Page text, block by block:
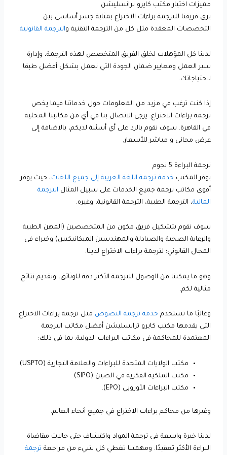
مميزات اختيار مكتب كايرو ترانسليشن
يرى فريقنا للترجمة براءات الاختراع بمثابة جسر أساسي بين
التخصصات المعقدة مثل كل من الترجمة التقنية والترجمة القانونية.
لدينا كل المؤهلات لخلق الفريق المتخصص لهذه الترجمة، وإدارة
سير العمل ومعايير ضمان الجودة التي تعمل بشكل أفضل طبقا
لاحتياجاتك.
إذا كنت ترغب في مزيد من المعلومات حول خدماتنا فيما يخص
ترجمة براءات الاختراع. يرجى الاتصال بنا في أي من مكاتبنا المحلية
في القاهرة. سوف نقوم بالرد على أي أسئلة لديكم، بالاضافة إلى
عرض مجاني و مباشر للأسعار.
ترجمة البراءة 5 نجوم
يوفر المكتب خدمة ترجمة اللغة العربية إلى جميع اللغات، حيث يوفر
أقوى مكاتب ترجمة جميع الخدمات على سبيل المثال الترجمة
المالية، الترجمة الطبية، الترجمة القانونية، وغيره.
سوف نقوم بتشكيل فريق مكون من المتخصصين (المهن الطبية
والرعاية الصحية والصيادلة والمهندسين الميكانيكيين) وخبراء في
المجال القانوني؛ لترجمة براءات الاختراع لدينا.
وهو ما يمكننا من الوصول للترجمة الأكثر دقة للوثائق، وتقديم نتائج
مثالية لكم.
وغالبًا ما تستخدم خدمة ترجمة النصوص مثل ترجمة براءات الاختراع
التي يقدمها مكتب كايرو ترانسليشن أفضل مكاتب الترجمة
المعتمدة للمحاكمة في مكاتب البراءات الدولية. بما في ذلك:
مكتب الولايات المتحدة للبراءات والعلامة التجارية (USPTO).
مكتب الملكية الفكرية في الصين (SIPO).
مكتب البراءات الأوروبي (EPO).
وغيرها من محاكم براءات الاختراع في جميع أنحاء العالم.
لدينا خبرة واسعة في ترجمة المواد واكتشاف حتى حالات مقاضاة
البراءة الأكثر تعقيدًا. ومهمتنا تغطي كل شيء من مراجعة ترجمة